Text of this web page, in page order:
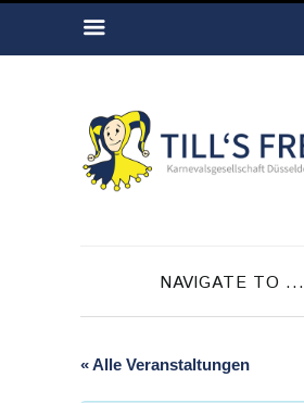
NAVIGATE TO ...
« Alle Veranstaltungen